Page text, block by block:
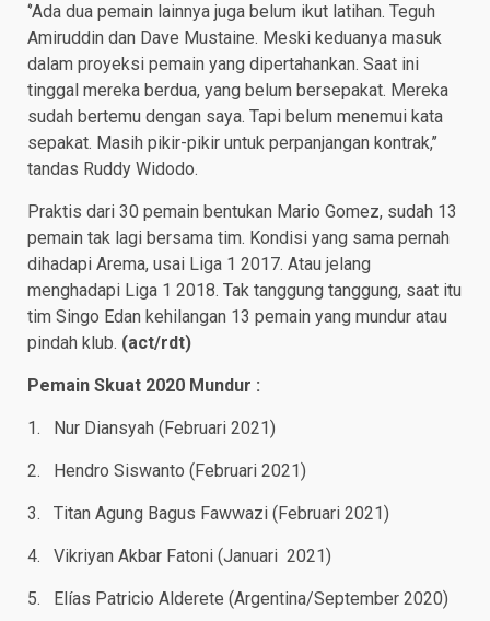
‘’Ada dua pemain lainnya juga belum ikut latihan. Teguh
Amiruddin dan Dave Mustaine. Meski keduanya masuk
dalam proyeksi pemain yang dipertahankan. Saat ini
tinggal mereka berdua, yang belum bersepakat. Mereka
sudah bertemu dengan saya. Tapi belum menemui kata
sepakat. Masih pikir-pikir untuk perpanjangan kontrak,’’
tandas Ruddy Widodo.
Praktis dari 30 pemain bentukan Mario Gomez, sudah 13
pemain tak lagi bersama tim. Kondisi yang sama pernah
dihadapi Arema, usai Liga 1 2017. Atau jelang
menghadapi Liga 1 2018. Tak tanggung tanggung, saat itu
tim Singo Edan kehilangan 13 pemain yang mundur atau
pindah klub. (act/rdt)
Pemain Skuat 2020 Mundur :
1. Nur Diansyah (Februari 2021)
2. Hendro Siswanto (Februari 2021)
3. Titan Agung Bagus Fawwazi (Februari 2021)
4. Vikriyan Akbar Fatoni (Januari 2021)
5. Elías Patricio Alderete (Argentina/September 2020)